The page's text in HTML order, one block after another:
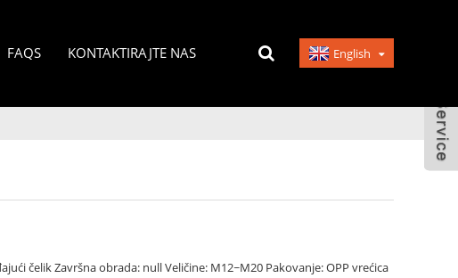
FAQS KONTAKTIRAJTE NAS English
čelik Završna obrada: null Veličine: M12~M20 Pakovanje: OPP vrećica